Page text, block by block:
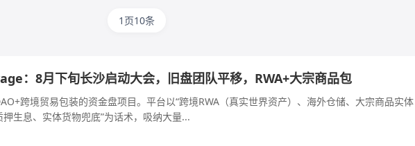
1页10条
：8月下旬长沙启动大会，旧盘团队平移，RWA+大宗商品包
跨境贸易包装的资金盘项目。平台以“跨境RWA（真实世界资产）、海外仓储、大宗商品实体
生息、实体货物兜底”为话术，吸纳大量...